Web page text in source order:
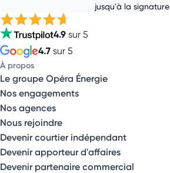
jusqu'à la signature
4.9 sur 5
4.7 sur 5
À propos
Le groupe Opéra Énergie
Nos engagements
Nos agences
Nous rejoindre
Devenir courtier indépendant
Devenir apporteur d'affaires
Devenir partenaire commercial